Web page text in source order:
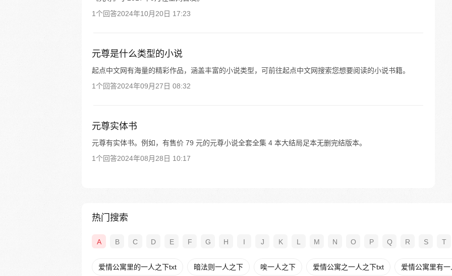
1个回答2024年10月20日 17:23
元尊是什么类型的小说
起点中文网有海量的精彩作品，涵盖丰富的小说类型，可前往起点中文网搜索您想要阅读的小说书籍。
1个回答2024年09月27日 08:32
元尊实体书
元尊有实体书。例如，有售价 79 元的元尊小说全套全集 4 本大结局足本无删完结版本。
1个回答2024年08月28日 10:17
热门搜索
A B C D E F G H I J K L M N O P Q R S T
爱情公寓里的一人之下txt 暗法则一人之下 唉一人之下 爱情公寓之一人之下txt 爱情公寓里有